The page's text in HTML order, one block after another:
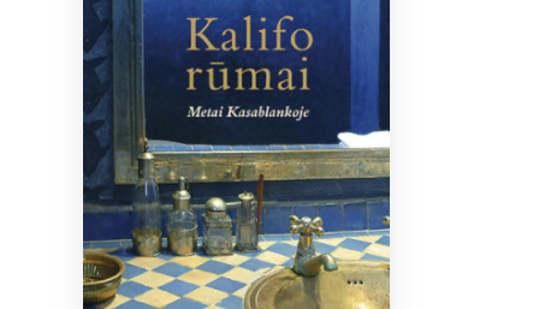
Bibliotekoms
+370 667 80 541
info@elvislab.lt